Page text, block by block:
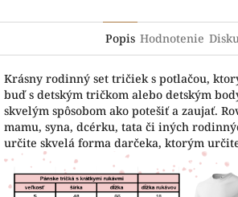
Popis Hodnotenie
Krásny rodinný set tričiek s potlačou,
buď s detským tričkom alebo detským
skvelým spôsobom ako potešiť a zaujať.
mamu, syna, dcérku, tata či iných
určite skvelá forma darčeka, ktorým